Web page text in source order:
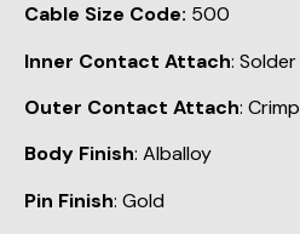
Cable Size Code: 500
Inner Contact Attach: Solder
Outer Contact Attach: Crimp
Body Finish: Alballoy
Pin Finish: Gold